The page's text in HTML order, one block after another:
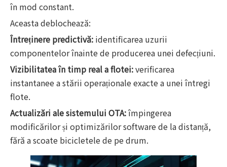
în mod constant.
Aceasta deblochează:
Întreținere predictivă: identificarea uzurii
componentelor înainte de producerea unei defecțiuni.
Vizibilitatea în timp real a flotei:verificarea
instantanee a stării operaționale exacte a unei întregi
flote.
Actualizări ale sistemului OTA:împingerea
modificărilor și optimizărilor software de la distanță,
fără a scoate bicicletele de pe drum.